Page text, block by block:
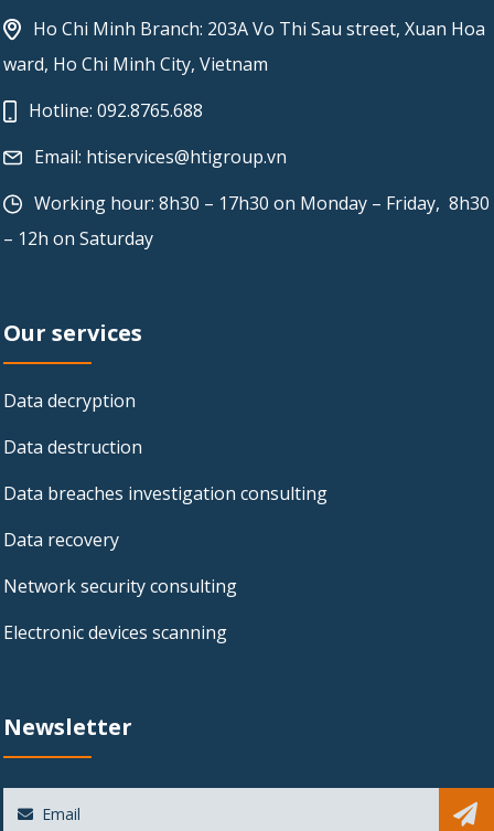
Ho Chi Minh Branch: 203A Vo Thi Sau street, Xuan Hoa
ward, Ho Chi Minh City, Vietnam
Hotline:092.8765.688
Email: htiservices@htigroup.vn
Working hour: 8h30 – 17h30 on Monday – Friday, 8h30
– 12h on Saturday
Our services
Data decryption
Data destruction
Data breaches investigation consulting
Data recovery
Network security consulting
Electronic devices scanning
Newsletter
Sub